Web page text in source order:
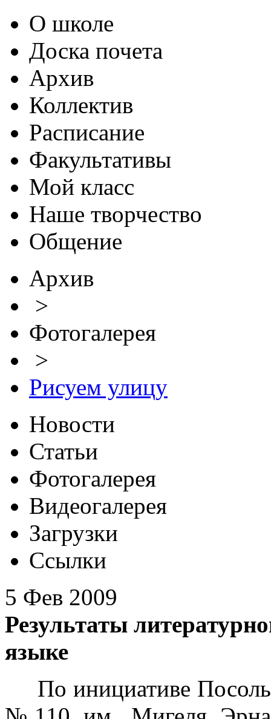
О школе
Доска почета
Архив
Коллектив
Расписание
Факультативы
Мой класс
Наше творчество
Общение
Архив
>
Фотогалерея
>
Рисуем улицу
Новости
Статьи
Фотогалерея
Видеогалерея
Загрузки
Ссылки
5 Фев 2009
Результаты
языке
По инициативе